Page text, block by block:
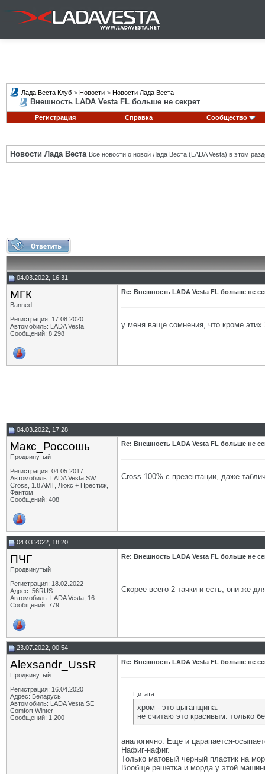
Лада Веста Клуб > Новости > Новости Лада Веста
Внешность LADA Vesta FL больше не секрет
Регистрация Справка Сообщество
Новости Лада Веста Все новости о новой Лада Веста (LADA Vesta) в этом
04.03.2022, 16:31
МГК
Banned
Регистрация: 17.08.2020
Автомобиль: LADA Vesta
Сообщений: 8,298
Re: Внешность LADA Vesta FL больше не
у меня ваще сомнения, что кроме этих
04.03.2022, 17:28
Макс_Россошь
Продвинутый
Регистрация: 04.05.2017
Автомобиль: LADA Vesta SW
Cross, 1.8 AMT, Люкс + Престиж,
Фантом
Сообщений: 408
Re: Внешность LADA Vesta FL больше не
Cross 100% с презентации, даже
04.03.2022, 18:20
ПЧГ
Продвинутый
Регистрация: 18.02.2022
Адрес: 56RUS
Автомобиль: LADA Vesta, 16
Сообщений: 779
Re: Внешность LADA Vesta FL больше не
Скорее всего 2 тачки и есть, они же
23.07.2022, 00:54
Alexsandr_UssR
Продвинутый
Регистрация: 16.04.2020
Адрес: Беларусь
Автомобиль: LADA Vesta SE
Comfort Winter
Сообщений: 1,200
Re: Внешность LADA Vesta FL больше не
Цитата:
хром - это цыганщина.
не считаю это красивым. только
аналогично. Еще и царапается-
Нафиг-нафиг.
Только матовый черный пластик на
Вообще решетка и морда у этой